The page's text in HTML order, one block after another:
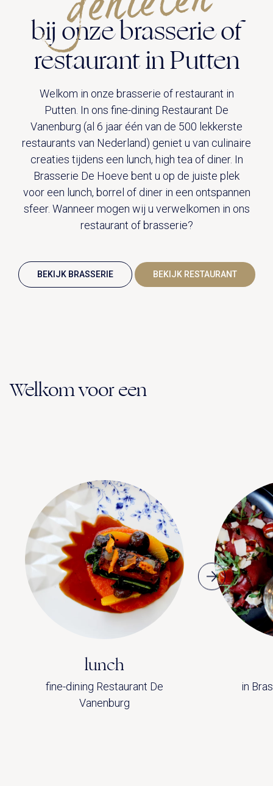
bij onze brasserie of
restaurant in Putten
Welkom in onze brasserie of restaurant in
Putten. In ons fine-dining Restaurant De
Vanenburg (al 6 jaar één van de 500 lekkerste
restaurants van Nederland) geniet u van culinaire
creaties tijdens een lunch, high tea of diner. In
Brasserie De Hoeve bent u op de juiste plek
voor een lunch, borrel of diner in een ontspannen
sfeer. Wanneer mogen wij u verwelkomen in ons
restaurant of brasserie?
BEKIJK BRASSERIE BEKIJK RESTAURANT
Welkom voor een
lunch
fine-dining Restaurant De
Vanenburg
in